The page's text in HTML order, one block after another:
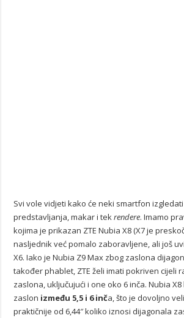
Svi vole vidjeti kako će neki smartfon
predstavljanja, makar i tekrendere. Imamo
kojima je prikazan ZTE Nubia X8 (X7 je
nasljednik već pomalo zaboravljene, ali još
X6. Iako je Nubia Z9 Max zbog zaslona
također phablet, ZTE želi imati pokriven cijeli
zaslona, uključujući i one oko 6 inča. Nubia
zaslon između 5,5 i 6 inča, što je dovoljno
praktičnije od 6,44″ koliko iznosi dijagonala